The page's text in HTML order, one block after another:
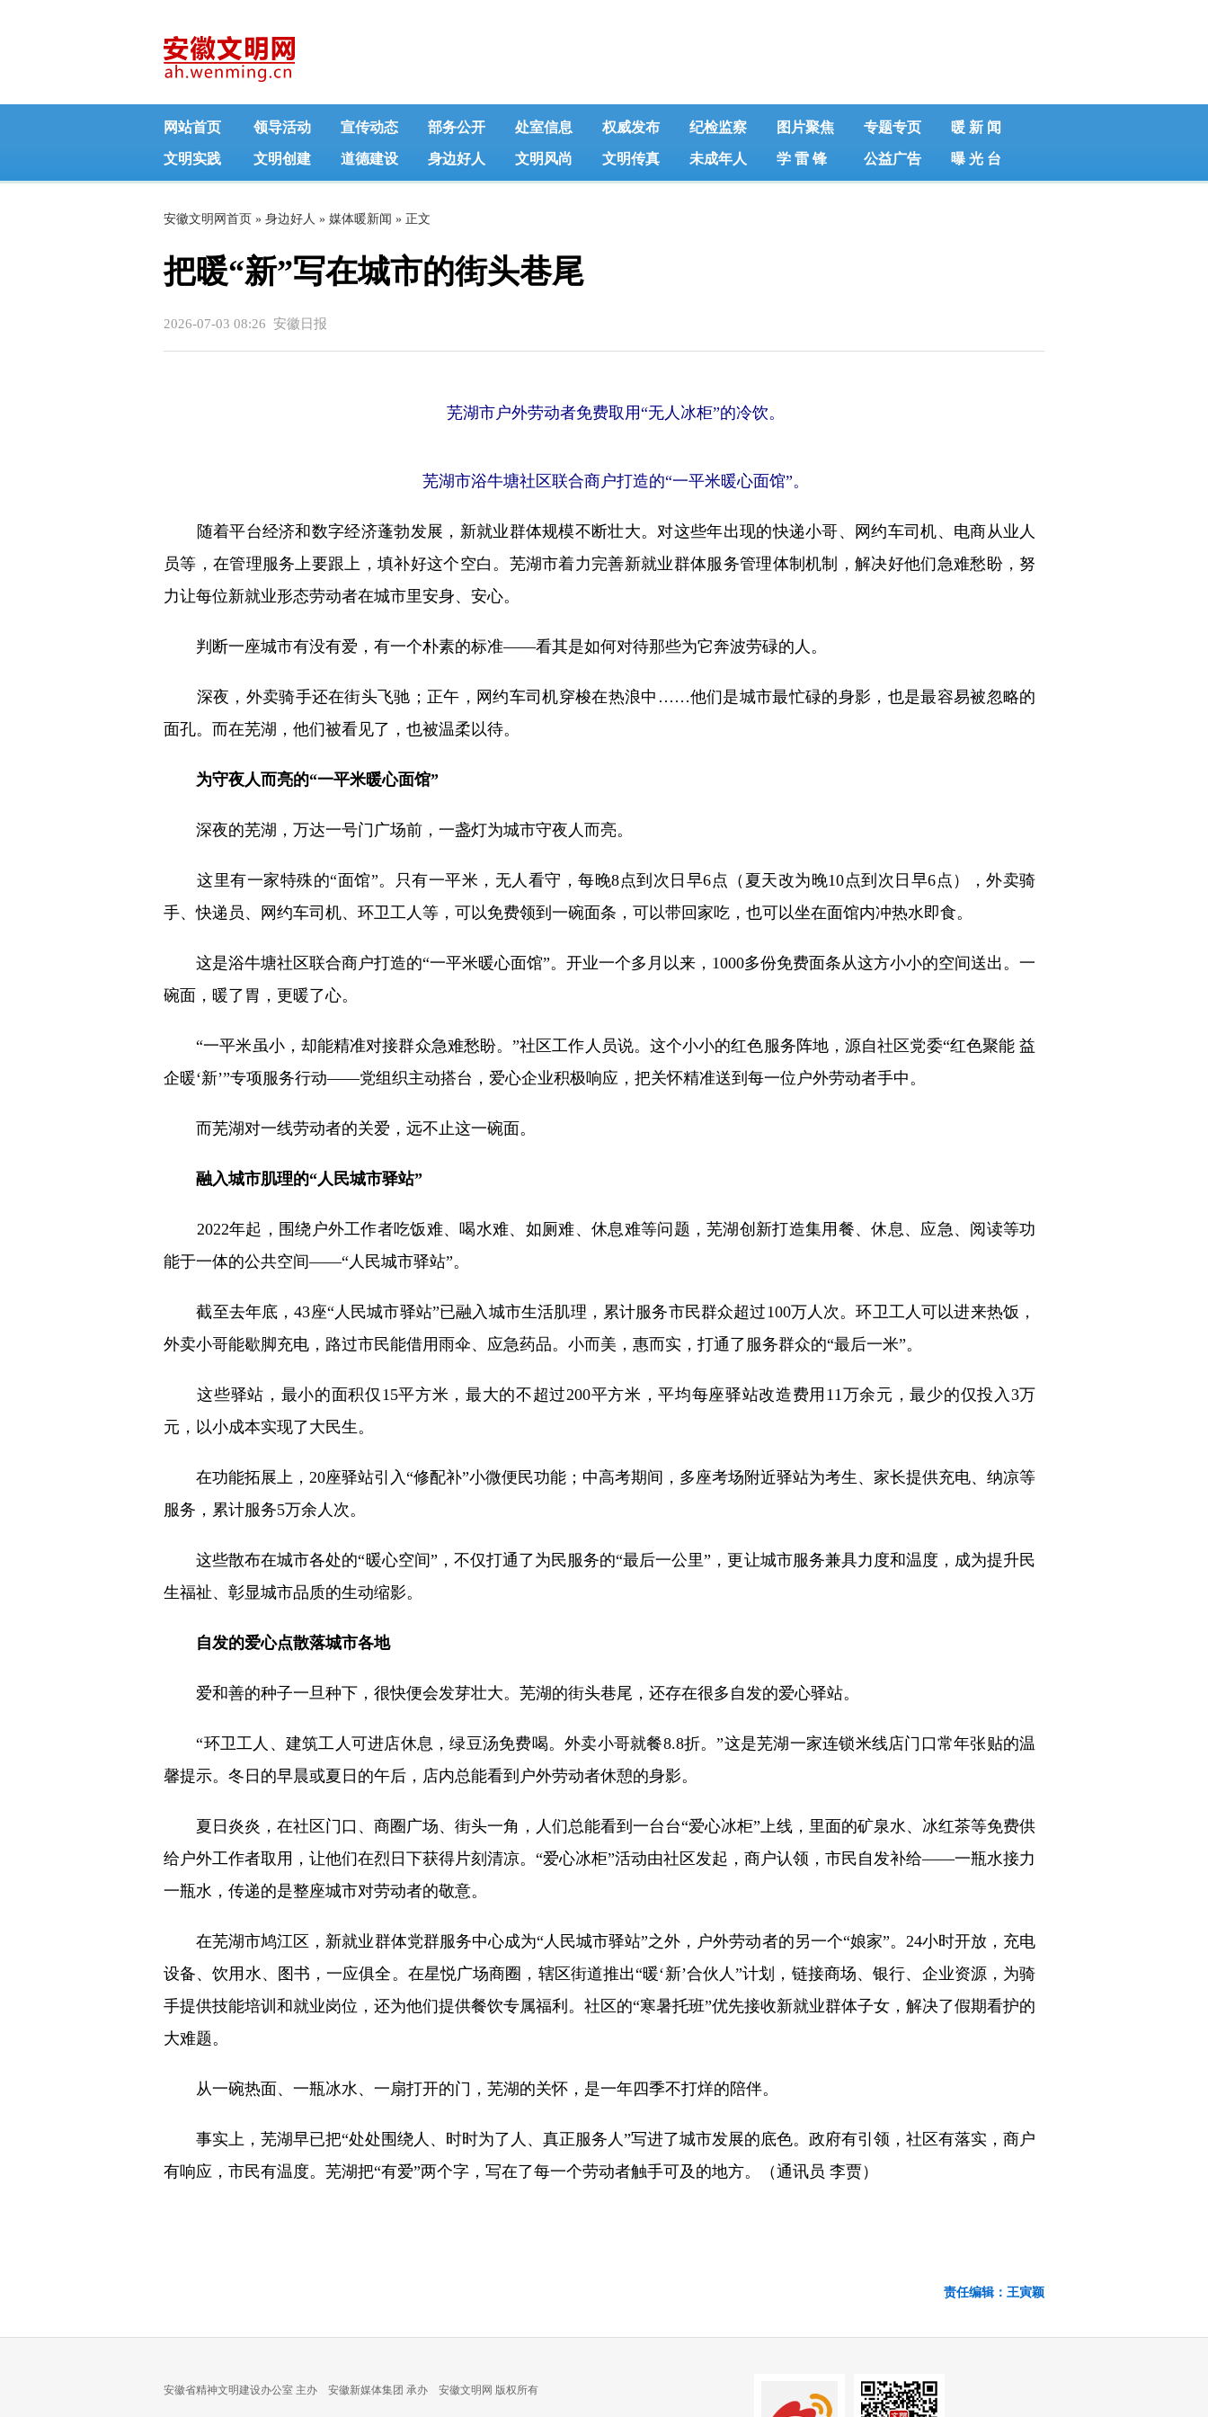
网站首页 领导活动 宣传动态 部务公开 处室信息 权威发布 纪检监察 图片聚焦 专题专页 暖 新 闻
文明实践 文明创建 道德建设 身边好人 文明风尚 文明传真 未成年人 学 雷 锋 公益广告 曝 光 台
安徽文明网首页 » 身边好人 » 媒体暖新闻 » 正文
把暖“新”写在城市的街头巷尾
2026-07-03 08:26 安徽日报
芜湖市户外劳动者免费取用“无人冰柜”的冷饮。
芜湖市浴牛塘社区联合商户打造的“一平米暖心面馆”。
随着平台经济和数字经济蓬勃发展，新就业群体规模不断壮大。对这些年出现的快递小哥、网约车司机、电商从业人
员等，在管理服务上要跟上，填补好这个空白。芜湖市着力完善新就业群体服务管理体制机制，解决好他们急难愁盼，努
力让每位新就业形态劳动者在城市里安身、安心。
判断一座城市有没有爱，有一个朴素的标准——看其是如何对待那些为它奔波劳碌的人。
深夜，外卖骑手还在街头飞驰；正午，网约车司机穿梭在热浪中……他们是城市最忙碌的身影，也是最容易被忽略的
面孔。而在芜湖，他们被看见了，也被温柔以待。
为守夜人而亮的“一平米暖心面馆”
深夜的芜湖，万达一号门广场前，一盏灯为城市守夜人而亮。
这里有一家特殊的“面馆”。只有一平米，无人看守，每晚8点到次日早6点（夏天改为晚10点到次日早6点），外卖骑
手、快递员、网约车司机、环卫工人等，可以免费领到一碗面条，可以带回家吃，也可以坐在面馆内冲热水即食。
这是浴牛塘社区联合商户打造的“一平米暖心面馆”。开业一个多月以来，1000多份免费面条从这方小小的空间送出。一
碗面，暖了胃，更暖了心。
“一平米虽小，却能精准对接群众急难愁盼。”社区工作人员说。这个小小的红色服务阵地，源自社区党委“红色聚能 益
企暖‘新’”专项服务行动——党组织主动搭台，爱心企业积极响应，把关怀精准送到每一位户外劳动者手中。
而芜湖对一线劳动者的关爱，远不止这一碗面。
融入城市肌理的“人民城市驿站”
2022年起，围绕户外工作者吃饭难、喝水难、如厕难、休息难等问题，芜湖创新打造集用餐、休息、应急、阅读等功
能于一体的公共空间——“人民城市驿站”。
截至去年底，43座“人民城市驿站”已融入城市生活肌理，累计服务市民群众超过100万人次。环卫工人可以进来热饭，
外卖小哥能歇脚充电，路过市民能借用雨伞、应急药品。小而美，惠而实，打通了服务群众的“最后一米”。
这些驿站，最小的面积仅15平方米，最大的不超过200平方米，平均每座驿站改造费用11万余元，最少的仅投入3万
元，以小成本实现了大民生。
在功能拓展上，20座驿站引入“修配补”小微便民功能；中高考期间，多座考场附近驿站为考生、家长提供充电、纳凉等
服务，累计服务5万余人次。
这些散布在城市各处的“暖心空间”，不仅打通了为民服务的“最后一公里”，更让城市服务兼具力度和温度，成为提升民
生福祉、彰显城市品质的生动缩影。
自发的爱心点散落城市各地
爱和善的种子一旦种下，很快便会发芽壮大。芜湖的街头巷尾，还存在很多自发的爱心驿站。
“环卫工人、建筑工人可进店休息，绿豆汤免费喝。外卖小哥就餐8.8折。”这是芜湖一家连锁米线店门口常年张贴的温
馨提示。冬日的早晨或夏日的午后，店内总能看到户外劳动者休憩的身影。
夏日炎炎，在社区门口、商圈广场、街头一角，人们总能看到一台台“爱心冰柜”上线，里面的矿泉水、冰红茶等免费供
给户外工作者取用，让他们在烈日下获得片刻清凉。“爱心冰柜”活动由社区发起，商户认领，市民自发补给——一瓶水接力
一瓶水，传递的是整座城市对劳动者的敬意。
在芜湖市鸠江区，新就业群体党群服务中心成为“人民城市驿站”之外，户外劳动者的另一个“娘家”。24小时开放，充电
设备、饮用水、图书，一应俱全。在星悦广场商圈，辖区街道推出“暖‘新’合伙人”计划，链接商场、银行、企业资源，为骑
手提供技能培训和就业岗位，还为他们提供餐饮专属福利。社区的“寒暑托班”优先接收新就业群体子女，解决了假期看护的
大难题。
从一碗热面、一瓶冰水、一扇打开的门，芜湖的关怀，是一年四季不打烊的陪伴。
事实上，芜湖早已把“处处围绕人、时时为了人、真正服务人”写进了城市发展的底色。政府有引领，社区有落实，商户
有响应，市民有温度。芜湖把“有爱”两个字，写在了每一个劳动者触手可及的地方。（通讯员 李贾）
责任编辑：王寅颖
安徽省精神文明建设办公室 主办 安徽新媒体集团 承办 安徽文明网 版权所有